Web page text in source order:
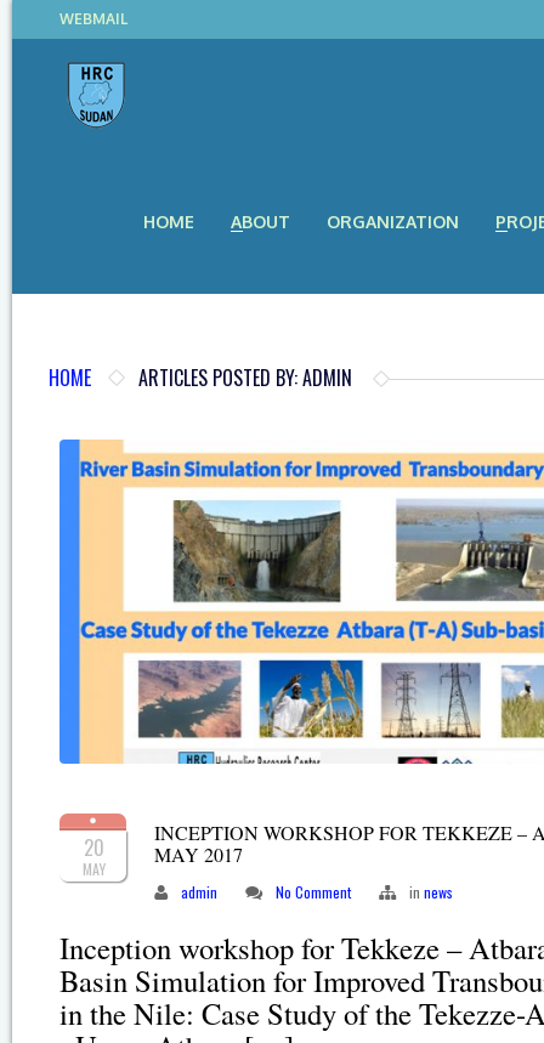
WEBMAIL
HOME ABOUT ORGANIZATION
HOME ARTICLES POSTED BY: ADMIN
20
MAY
INCEPTION WORKSHOP FOR TEKKEZE –
MAY 2017
admin No Comment in news
Inception workshop for Tekkeze –
Basin Simulation for Improved
in the Nile: Case Study of the